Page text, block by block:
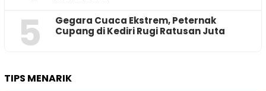
5
‎Gegara Cuaca Ekstrem, Peternak
Cupang di Kediri Rugi Ratusan Juta
TIPS MENARIK